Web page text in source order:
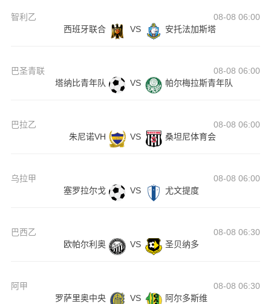
智利乙
08-08 06:00
西班牙联合
VS 安托法加斯塔
巴圣青联
08-08 06:00
塔纳比青年队
VS 帕尔梅拉斯青年队
巴拉乙
08-08 06:00
朱尼诺VH
VS 桑坦尼体育会
乌拉甲
08-08 06:00
塞罗拉尔戈
VS 尤文提度
巴西乙
08-08 06:30
欧帕尔利奥
VS 圣贝纳多
阿甲
08-08 06:30
罗萨里奥中央
VS 阿尔多斯维